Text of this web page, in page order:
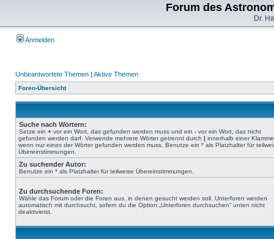
Forum des
Dr.
Anmelden
Unbeantwortete Themen | Aktive Themen
Foren-Übersicht
Suche nach Wörtern:
Setze ein + vor ein Wort, das gefunden werden muss und ein - vor ein Wort, das nicht
gefunden werden darf. Verwende mehrere Wörter getrennt durch | innerhalb einer
wenn nur eines der Wörter gefunden werden muss. Benutze ein * als Platzhalter für
Übereinstimmungen.
Zu suchender Autor:
Benutze ein * als Platzhalter für teilweise Übereinstimmungen.
Zu durchsuchende Foren:
Wähle das Forum oder die Foren aus, in denen gesucht werden soll. Unterforen werden
automatisch mit durchsucht, sofern du die Option „Unterforen durchsuchen“ unten nicht
deaktivierst.